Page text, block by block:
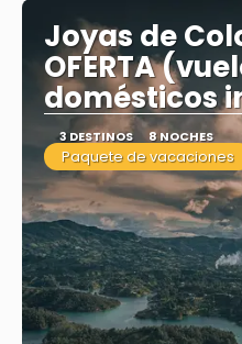
Joyas de
OFERTA
domésticos
3 DESTINOS 8 NOCHES
Paquete de vacaciones